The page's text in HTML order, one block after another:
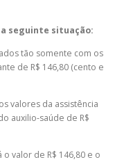
seguinte situação:
tão somente com os
de R$ 146,80 (cento e
os valores da assistência
auxilio-saúde de R$
valor de R$ 146,80 e o